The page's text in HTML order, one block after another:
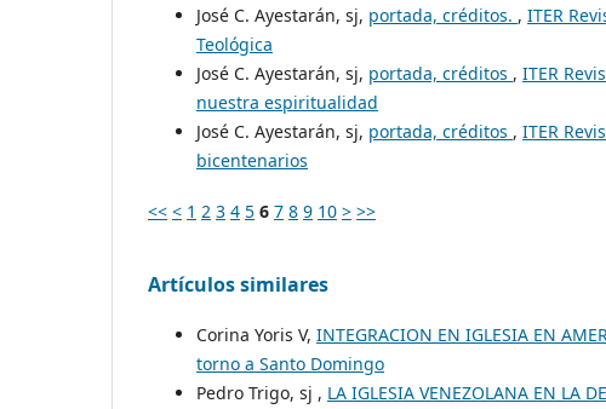
José C. Ayestarán, sj, portada, créditos. , ITER
Teológica
José C. Ayestarán, sj, portada, créditos , ITER
nuestra espiritualidad
José C. Ayestarán, sj, portada, créditos , ITER
bicentenarios
<< < 1 2 3 4 5 6 7 8 9 10 > >>
Artículos similares
Corina Yoris V, INTEGRACION EN IGLESIA EN
torno a Santo Domingo
Pedro Trigo, sj , LA IGLESIA VENEZOLANA EN LA